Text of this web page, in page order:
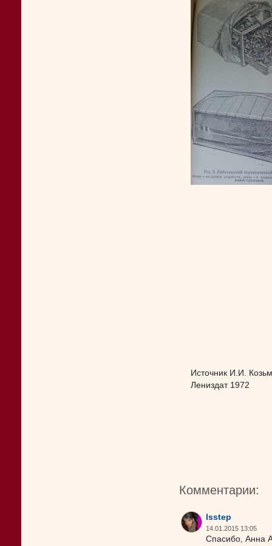
Источник И.И.
Лениздат 1972
Комментарии:
lsstep
14.01.2015 13:05
Спасибо, Анна